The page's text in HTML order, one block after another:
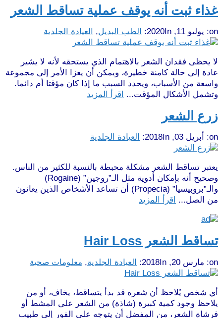
غذاء ثبت أنه يوقف عملية تساقط الشعر
on: يوليو 11, 2020 In: الطب البديل, العيادة الجلدية
لا يحظى فقدان الشعر بالاهتمام الذي يستحقه لأنه لا يشير
عادة إلى حالة كامنة خطيرة، ويمكن أن يعزا الأمر إلى مجموعة
واسعة من الأسباب، ويحدد السبب ما إذا كان مؤقتا أم دائما.
وتشمل الأشكال المؤقت...
اقرأ المزيد
زرع الشعر
on: أبريل 03, 2018 In: العيادة الجلدية
يعتبر تساقط الشعر مشكلة محبطة بالنسبة للكثير من الناس.
وصحيح أنه بإمكان أدوية مثل الـ”روجين” (Rogaine)
والـ”بروبيسيا” (Propecia) أن تساعد الأشخاص الذين يعانون
من الصل...
اقرأ المزيد
تساقط الشعر Hair Loss
on: مارس 20, 2018 In: العيادة الجلدية, معلومات صحية
أي شخص يُلاحظ أن شعره قد بدأ يتساقط، يخاف، أو من
يلاحظ وجود كمية كبيرة (شاذة) من الشعر على المشط أو
فرشاة الشعر، من المفضل أن يتوجه على الفور إلى طبيب